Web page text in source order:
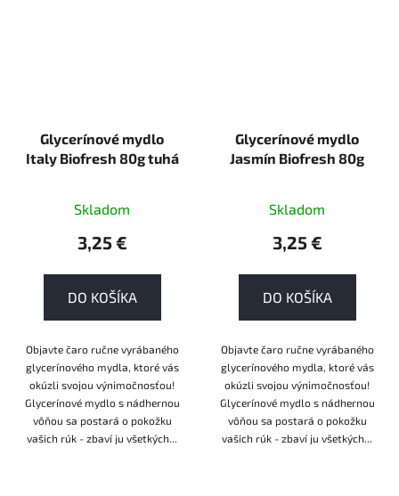
Glycerínové mydlo
Italy Biofresh 80g tuhá
Skladom
3,25 €
DO KOŠÍKA
Objavte čaro ručne vyrábaného
glycerínového mydla, ktoré vás
okúzli svojou výnimočnosťou!
Glycerínové mydlo s nádhernou
vôňou sa postará o pokožku
vašich rúk - zbaví ju všetkých...
Glycerínové mydlo
Jasmín Biofresh 80g
Skladom
3,25 €
DO KOŠÍKA
Objavte čaro ručne vyrábaného
glycerínového mydla, ktoré vás
okúzli svojou výnimočnosťou!
Glycerínové mydlo s nádhernou
vôňou sa postará o pokožku
vašich rúk - zbaví ju všetkých...